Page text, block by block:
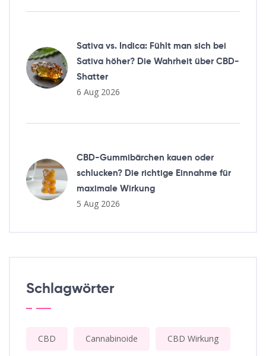
Sativa vs. Indica: Fühlt man sich bei
Sativa höher? Die Wahrheit über CBD-
Shatter
6 Aug 2026
CBD-Gummibärchen kauen oder
schlucken? Die richtige Einnahme für
maximale Wirkung
5 Aug 2026
Schlagwörter
CBD Cannabinoide CBD Wirkung